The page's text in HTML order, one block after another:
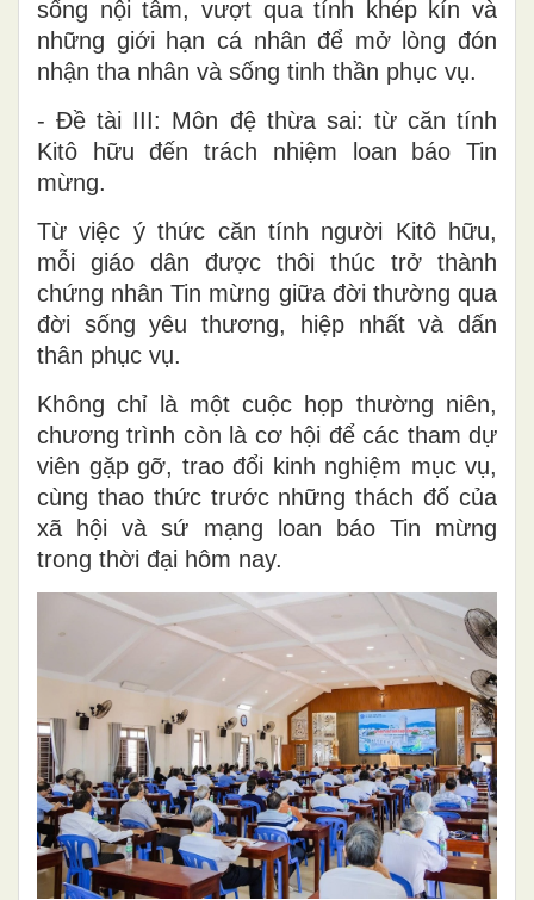
sống nội tâm, vượt qua tính khép kín và
những giới hạn cá nhân để mở lòng đón
nhận tha nhân và sống tinh thần phục vụ.
- Đề tài III: Môn đệ thừa sai: từ căn tính
Kitô hữu đến trách nhiệm loan báo Tin
mừng.
Từ việc ý thức căn tính người Kitô hữu,
mỗi giáo dân được thôi thúc trở thành
chứng nhân Tin mừng giữa đời thường qua
đời sống yêu thương, hiệp nhất và dấn
thân phục vụ.
Không chỉ là một cuộc họp thường niên,
chương trình còn là cơ hội để các tham dự
viên gặp gỡ, trao đổi kinh nghiệm mục vụ,
cùng thao thức trước những thách đố của
xã hội và sứ mạng loan báo Tin mừng
trong thời đại hôm nay.